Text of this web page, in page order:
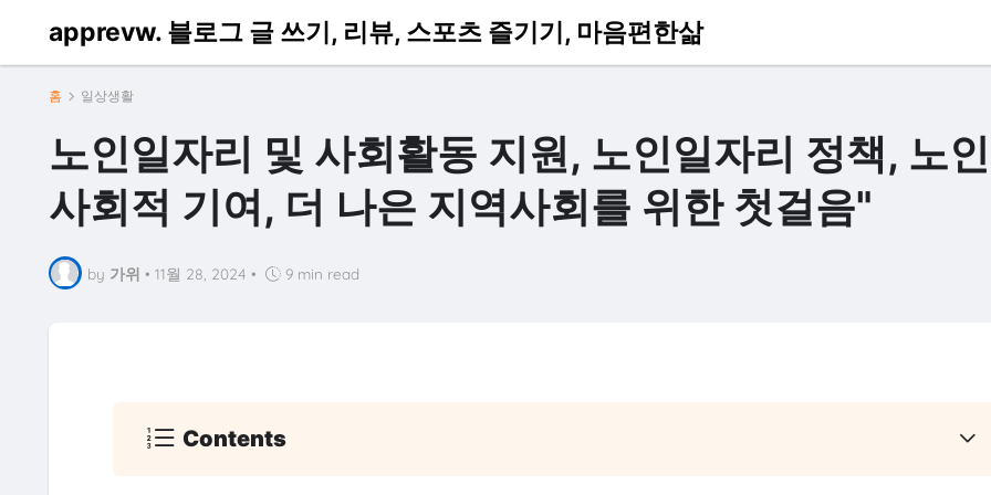
apprevw. 블로그 글 쓰기, 리뷰, 스포츠 즐기기, 마음편한삶
홈 일상생활
노인일자리 및 사회활동 지원, 노인일자리 정책, 노
사회적 기여, 더 나은 지역사회를 위한 첫걸음"
by 가위 • 11월 28, 2024 • 9 min read
Contents